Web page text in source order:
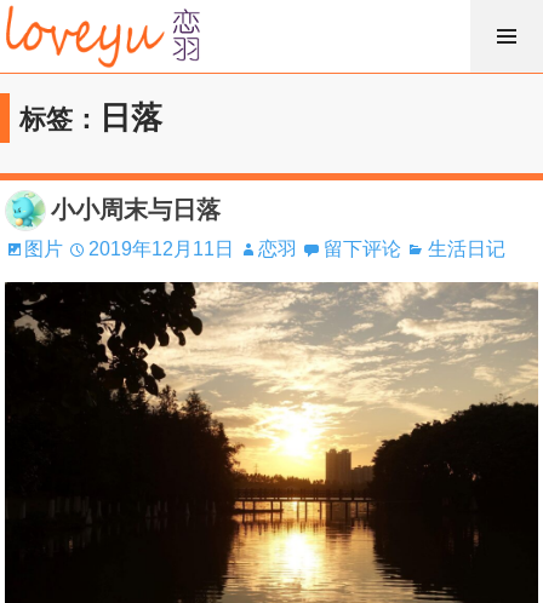
跳
过
内
容标签： 日落
小小周末与日落
图片 2019年12月11日 恋羽 留下评论 生活日记